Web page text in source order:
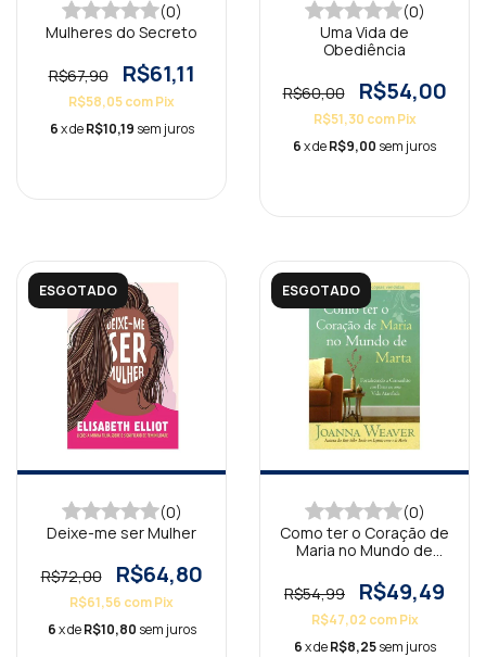
(0)
Mulheres do Secreto
R$67,90 R$61,11
R$58,05comPix
6x deR$10,19 sem juros
(0)
Uma Vida de
Obediência
R$60,00 R$54,00
R$51,30 com Pix
6x deR$9,00 sem juros
ESGOTADO
(0)
Deixe-me ser Mulher
R$72,00 R$64,80
R$61,56 comPix
6x deR$10,80 sem juros
ESGOTADO
(0)
Como ter o Coração de
Maria no Mundo de
R$54,99
R$49,49
R$47,02 com Pix
6x deR$8,25 sem juros